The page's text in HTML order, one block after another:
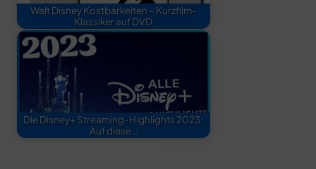
Walt Disney Kostbarkeiten – Kurzfilm-
Klassiker auf DVD
Die Disney+ Streaming-Highlights 2023:
Auf diese…